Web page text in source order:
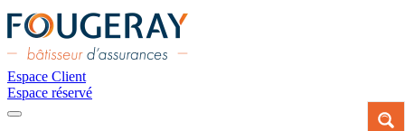
Espace Client
Espace réservé